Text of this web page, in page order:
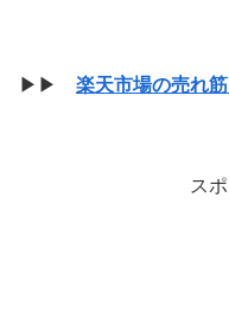
▶▶ 楽天市場の売れ
ス